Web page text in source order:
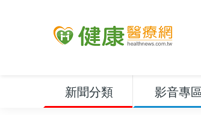
新聞分類 影音專